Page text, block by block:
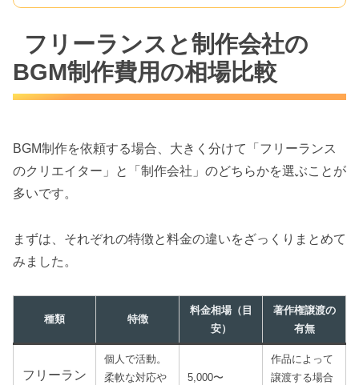
フリーランスと制作会社の
BGM制作費用の相場比較
BGM制作を依頼する場合、大きく分けて「フリーランス
のクリエイター」と「制作会社」のどちらかを選ぶことが
多いです。
まずは、それぞれの特徴と料金の違いをざっくりまとめて
みました。
種類 特徴
料金相場（目
安）
著作権譲渡の
有無
フリーラン
個人で活動。
柔軟な対応や
5,000〜
作品によって
譲渡する場合